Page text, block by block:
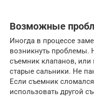
Возможные
Иногда в процессе
возникнуть проблемы.
съемник клапанов, или
старые сальники. Не
Если съемник
использовать другой